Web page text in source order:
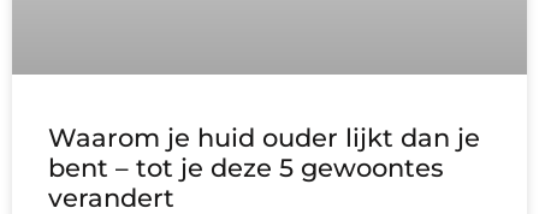
Waarom je huid ouder lijkt dan je
bent – tot je deze 5 gewoontes
verandert